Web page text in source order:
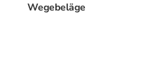
Wegebeläge